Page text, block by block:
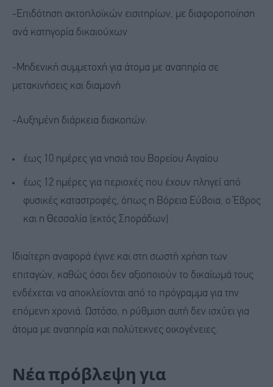
-Επιδότηση ακτοπλοϊκών εισιτηρίων, με διαφοροποίηση
ανά κατηγορία δικαιούχων
-Μηδενική συμμετοχή για άτομα με αναπηρία σε
μετακινήσεις και διαμονή
-Αυξημένη διάρκεια διακοπών:
έως 10 ημέρες για νησιά του Βορείου Αιγαίου
έως 12 ημέρες για περιοχές που έχουν πληγεί από
φυσικές καταστροφές, όπως η Βόρεια Εύβοια, ο Έβρος
και η Θεσσαλία (εκτός Σποράδων)
Ιδιαίτερη αναφορά έγινε και στη σωστή χρήση των
επιταγών, καθώς όσοι δεν αξιοποιούν το δικαίωμά τους
ενδέχεται να αποκλείονται από το πρόγραμμα για την
επόμενη χρονιά. Ωστόσο, η ρύθμιση αυτή δεν ισχύει για
άτομα με αναπηρία και πολύτεκνες οικογένειες.
Νέα πρόβλεψη για